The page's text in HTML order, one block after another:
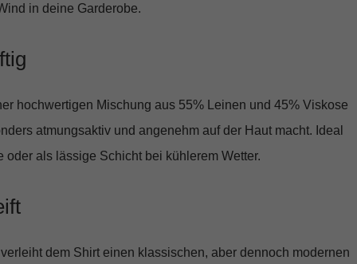
in deine Garderobe.
hochwertigen Mischung aus 55% Leinen und 45% Viskose
atmungsaktiv und angenehm auf der Haut macht. Ideal
oder als lässige Schicht bei kühlerem Wetter.
dem Shirt einen klassischen, aber dennoch modernen